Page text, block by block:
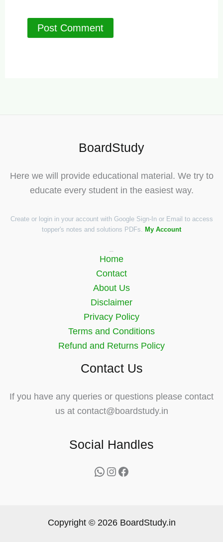
BoardStudy
Here we will provide educational material. We try to
educate every student in the easiest way.
Create or login in your account with Google Sign-In or Email to access
topper's notes and solutions PDFs.
My Account
Home
Contact
About Us
Disclaimer
Privacy Policy
Terms and Conditions
Refund and Returns Policy
Contact Us
If you have any queries or questions please contact
us at contact@boardstudy.in
Social Handles
WhatsApp
Instagram
Facebook
Copyright © 2026 BoardStudy.in